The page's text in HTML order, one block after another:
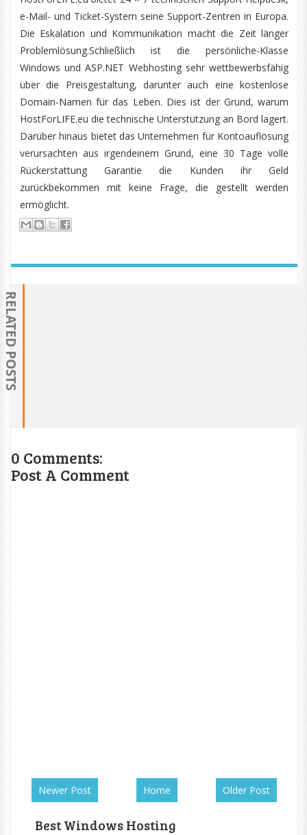
e-Mail- und Ticket-System seine Support-Zentren in Europa.
Die Eskalation und Kommunikation macht die Zeit länger
Problemlösung.Schließlich ist die persönliche-Klasse
Windows und ASP.NET Webhosting sehr wettbewerbsfähig
über die Preisgestaltung, darunter auch eine kostenlose
Domain-Namen für das Leben. Dies ist der Grund, warum
HostForLIFE.eu die technische Unterstützung an Bord lagert.
Darüber hinaus bietet das Unternehmen für Kontoauflösung
verursachten aus irgendeinem Grund, eine 30 Tage volle
Rückerstattung Garantie die Kunden ihr Geld
zurückbekommen mit keine Frage, die gestellt werden
ermöglicht.
RELATED POSTS
0 Comments:
Post A Comment
Newer Post Older Post
Home
Best Windows Hosting